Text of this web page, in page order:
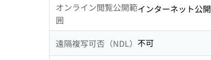
オンライン閲覧公開範
囲
インターネット公開
遠隔複写可否（NDL） 不可